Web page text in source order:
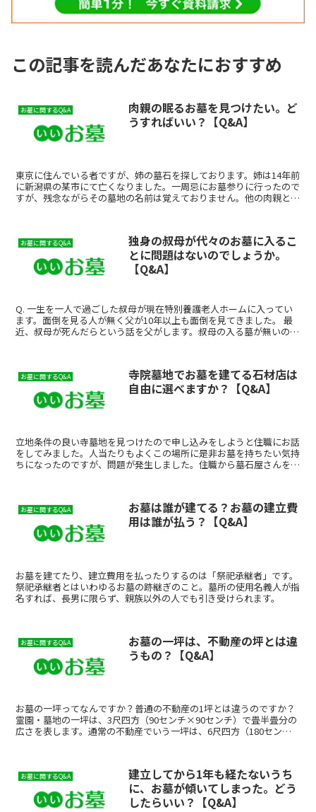
この記事を読んだあなたにおすすめ
お墓に関するQ&A
肉親の眠るお墓を見つけたい。ど
うすればいい？【Q&A】
東京に住んでいる者ですが、姉の墓石を探しております。姉は14年前
に新潟県の某市にて亡くなりました。一周忌にお墓参りに行ったので
すが、残念ながらその墓地の名前は覚えておりません。他の肉親とは
お墓に関するQ&A
独身の叔母が代々のお墓に入るこ
とに問題はないのでしょうか。
【Q&A】
Q. 一生を一人で過ごした叔母が現在特別養護老人ホームに入ってい
ます。面倒を見る人が無く父が10年以上も面倒を見てきました。 最
近、叔母が死んだらという話を父がします。叔母の入る墓が無いの
が、もし父がお墓の土地を買った場合、どのようにしたらいいのでし
お墓に関するQ&A
寺院墓地でお墓を建てる石材店は
自由に選べますか？【Q&A】
立地条件の良い寺墓地を見つけたので申し込みをしようと住職にお話
をしてみました。人当たりもよくこの場所に是非お墓を持ちたい気持
ちになったのですが、問題が発生しました。住職から墓石屋さんを紹
お墓に関するQ&A
お墓は誰が建てる？お墓の建立費
用は誰が払う？【Q&A】
お墓を建てたり、建立費用を払ったりするのは「祭祀承継者」です。
祭祀承継者とはいわゆるお墓の跡継ぎのこと。墓所の使用名義人が指
名すれば、長男に限らず、親族以外の人でも引き受けられます。
お墓に関するQ&A
お墓の一坪は、不動産の坪とは違
うもの？【Q&A】
お墓の一坪ってなんですか？普通の不動産の1坪とは違うのですか？
霊園・墓地の一坪は、3尺四方（90センチ×90センチ）で畳半畳分の
広さを表します。通常の不動産でいう一坪は、6尺四方（180センチ
お墓に関するQ&A
建立してから1年も経たないうち
に、お墓が傾いてしまった。どう
したらいい？【Q&A】